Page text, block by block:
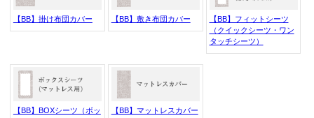
【BB】掛け布団カバー 【BB】敷き布団カバー
【BB】フィットシーツ
（クイックシーツ・ワン
タッチシーツ）
【BB】BOXシーツ（ボッ
【BB】マットレスカバー